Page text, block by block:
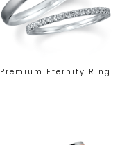
Premium Eternity Ring